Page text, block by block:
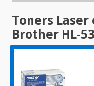
Toners
Brother HL-